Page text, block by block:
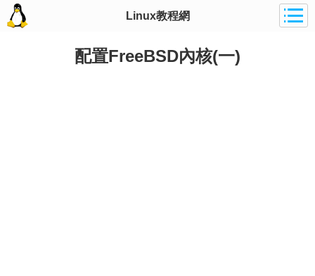
Linux教程網
配置FreeBSD內核(一)